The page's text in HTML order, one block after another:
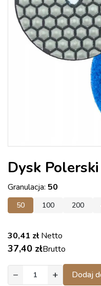
Dysk
Granulacja: 50
50 100 200
30,41 zł Netto
37,40 złBrutto
− + Dodaj